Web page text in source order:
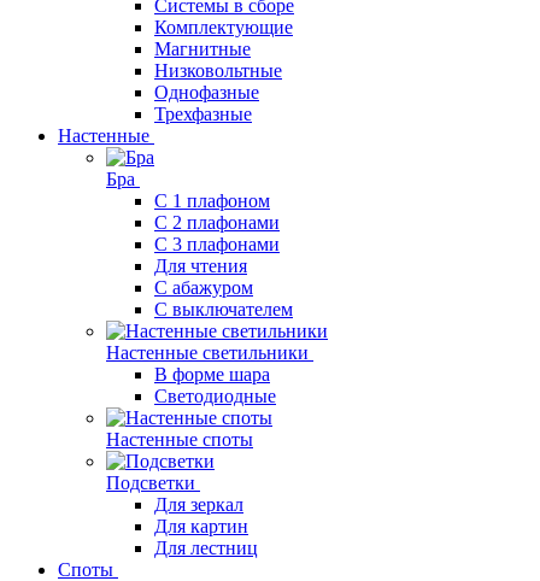
Системы в сборе
Комплектующие
Магнитные
Низковольтные
Однофазные
Трехфазные
Настенные
Бра
С 1 плафоном
С 2 плафонами
С 3 плафонами
Для чтения
С абажуром
С выключателем
Настенные светильники
В форме шара
Светодиодные
Настенные споты
Подсветки
Для зеркал
Для картин
Для лестниц
Споты